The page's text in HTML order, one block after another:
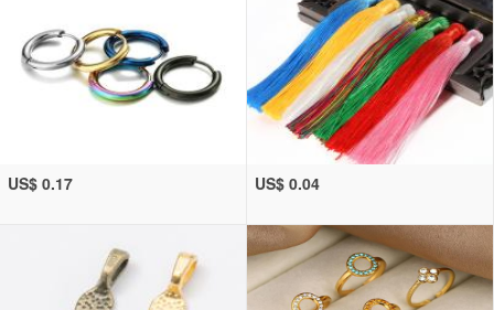
US$ 0.17 US$ 0.04